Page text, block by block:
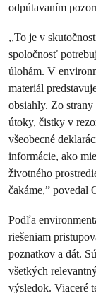
odpútavaním
,,To je v
spoločnosť
úlohám. V
materiál
obsiahly. Zo
útoky, čistky v
všeobecné
informácie, ako
životného
čakáme,” povedal
Podľa
riešeniam
poznatkov a dát.
všetkých
výsledok. Viaceré